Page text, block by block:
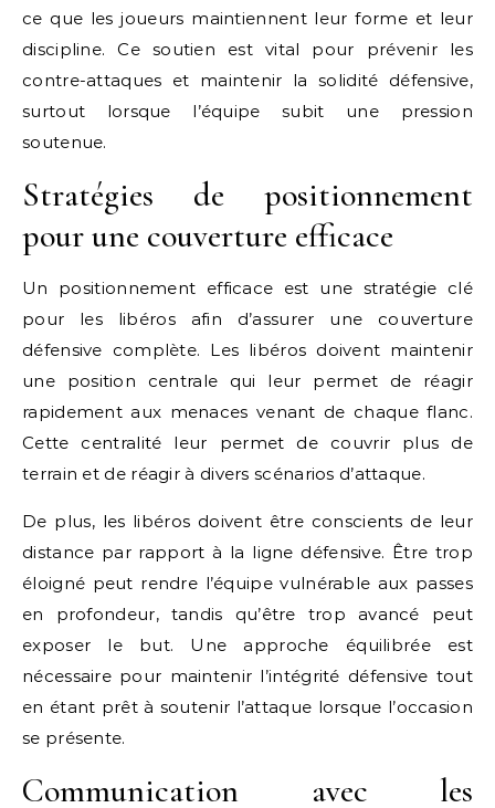
ce que les joueurs maintiennent leur forme et leur
discipline. Ce soutien est vital pour prévenir les
contre-attaques et maintenir la solidité défensive,
surtout lorsque l’équipe subit une pression
soutenue.
Stratégies de positionnement
pour une couverture efficace
Un positionnement efficace est une stratégie clé
pour les libéros afin d’assurer une couverture
défensive complète. Les libéros doivent maintenir
une position centrale qui leur permet de réagir
rapidement aux menaces venant de chaque flanc.
Cette centralité leur permet de couvrir plus de
terrain et de réagir à divers scénarios d’attaque.
De plus, les libéros doivent être conscients de leur
distance par rapport à la ligne défensive. Être trop
éloigné peut rendre l’équipe vulnérable aux passes
en profondeur, tandis qu’être trop avancé peut
exposer le but. Une approche équilibrée est
nécessaire pour maintenir l’intégrité défensive tout
en étant prêt à soutenir l’attaque lorsque l’occasion
se présente.
Communication avec les